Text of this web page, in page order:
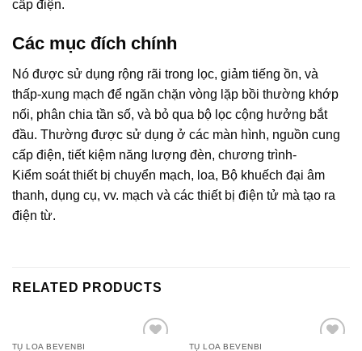
cấp điện.
Các mục đích chính
Nó được sử dụng rộng rãi trong lọc, giảm tiếng ồn, và
thấp-xung mạch để ngăn chặn vòng lặp bồi thường khớp
nối, phân chia tần số, và bỏ qua bộ lọc cộng hưởng bắt
đầu. Thường được sử dụng ở các màn hình, nguồn cung
cấp điện, tiết kiệm năng lượng đèn, chương trình-
Kiểm soát thiết bị chuyển mạch, loa, Bộ khuếch đại âm
thanh, dụng cụ, vv. mạch và các thiết bị điện tử mà tạo ra
điện từ.
RELATED PRODUCTS
TỤ LOA BEVENBI TỤ LOA BEVENBI